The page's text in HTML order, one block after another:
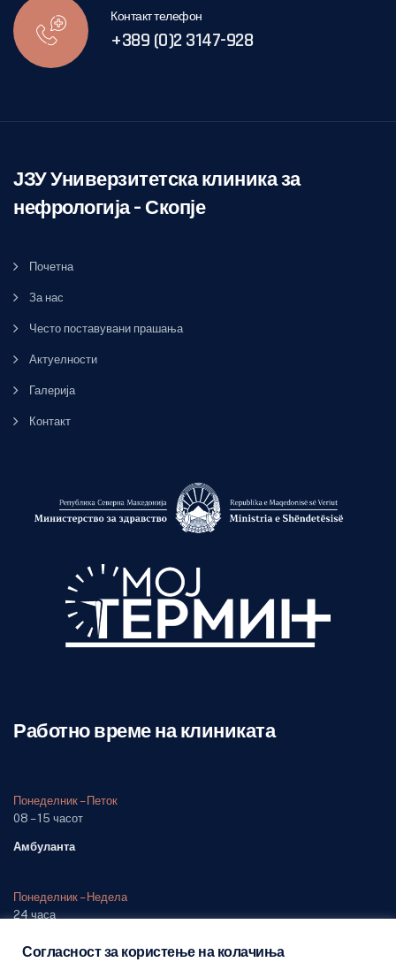
Контакт телефон
+389 (0)2 3147-928
ЈЗУ Универзитетска клиника за
нефрологија – Скопје
Почетна
За нас
Често поставувани прашања
Актуелности
Галерија
Контакт
Работно време на клиниката
Понеделник – Петок
08 – 15 часот
Амбуланта
Понеделник – Недела
24 часа
Одделение (дежурна служба)
Согласност за користење на колачиња